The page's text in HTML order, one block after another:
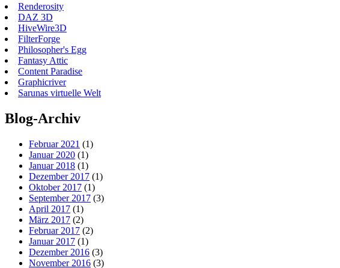
Renderosity
DAZ 3D
HiveWire3D
FilterForge
Philosopher's Egg
Fantasy Attic
Content Paradise
Graphicriver
Sarunas virtuelle Welt
Blog-Archiv
Februar 2021 (1)
Januar 2020 (1)
Januar 2018 (1)
Dezember 2017 (1)
Oktober 2017 (1)
September 2017 (3)
April 2017 (1)
März 2017 (2)
Februar 2017 (2)
Januar 2017 (1)
Dezember 2016 (3)
November 2016 (3)